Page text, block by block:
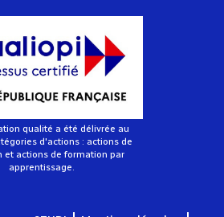
les besoins de l’enfant,
environnement et des soins
en apprenant de
imaginaire
qualité a été délivrée au
d'actions : actions de
et actions de formation par
apprentissage.